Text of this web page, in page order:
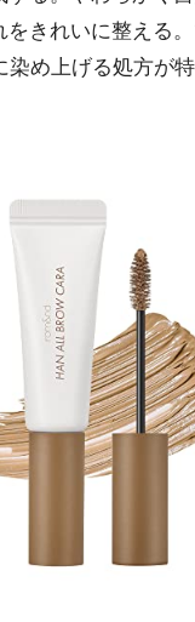
きれいに整える
め上げる処方が特